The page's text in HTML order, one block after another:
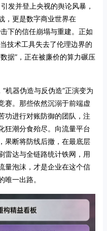
引发并登上央视的舆论风暴，
，更是数字商业世界在
下的信任崩塌与重建。正如
技术工具失去了伦理边界的
据”，正在被廉价的算力碾压
机器伪造与反伪造”正演变为
赛。那些依然沉溺于前端虚
功进行对账防御的团队，注
狂潮分食殆尽。向流量平台
果断将防线后撤，在最底层
雷达与全链路统计铁网，用
量泡沫，才是企业在这个信
一出路。